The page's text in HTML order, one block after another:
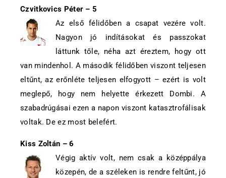
Czvitkovics Péter – 5
Az első félidőben a csapat vezére volt.
Nagyon jó indításokat és passzokat
láttunk tőle, néha azt éreztem, hogy ott
van mindenhol. A második félidőben viszont teljesen
eltűnt, az erőnléte teljesen elfogyott – ezért is volt
meglepő, hogy nem helyette érkezett Dombi. A
szabadrúgásai ezen a napon viszont katasztrofálisak
voltak. De ez most belefért.
Kiss Zoltán – 6
Végig aktív volt, nem csak a középpálya
közepén, de a széleken is rendre feltűnt, jó